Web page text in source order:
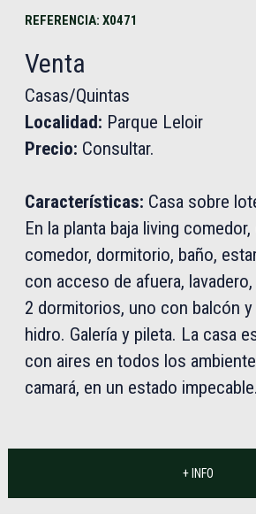
REFERENCIA: X0471
Venta
Casas/Quintas
Localidad: Parque Leloir
Precio: Consultar.
Características: Casa sobre
En la planta baja living
comedor, dormitorio, baño,
con acceso de afuera,
2 dormitorios, uno con balcón
hidro. Galería y pileta. La casa
con aires en todos los
camará, en un estado impecable.
+ INFO